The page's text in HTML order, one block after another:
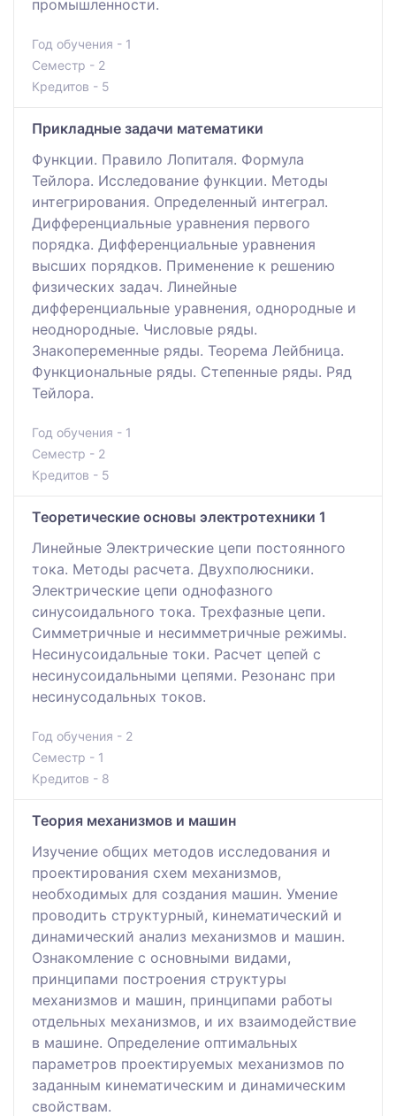
промышленности.
Год обучения - 1
Семестр - 2
Кредитов - 5
Прикладные задачи математики
Функции. Правило Лопиталя. Формула
Тейлора. Исследование функции. Методы
интегрирования. Определенный интеграл.
Дифференциальные уравнения первого
порядка. Дифференциальные уравнения
высших порядков. Применение к решению
физических задач. Линейные
дифференциальные уравнения, однородные и
неоднородные. Числовые ряды.
Знакопеременные ряды. Теорема Лейбница.
Функциональные ряды. Степенные ряды. Ряд
Тейлора.
Год обучения - 1
Семестр - 2
Кредитов - 5
Теоретические основы электротехники 1
Линейные Электрические цепи постоянного
тока. Методы расчета. Двухполюсники.
Электрические цепи однофазного
синусоидального тока. Трехфазные цепи.
Симметричные и несимметричные режимы.
Несинусоидальные токи. Расчет цепей с
несинусоидальными цепями. Резонанс при
несинусодальных токов.
Год обучения - 2
Семестр - 1
Кредитов - 8
Теория механизмов и машин
Изучение общих методов исследования и
проектирования схем механизмов,
необходимых для создания машин. Умение
проводить структурный, кинематический и
динамический анализ механизмов и машин.
Ознакомление с основными видами,
принципами построения структуры
механизмов и машин, принципами работы
отдельных механизмов, и их взаимодействие
в машине. Определение оптимальных
параметров проектируемых механизмов по
заданным кинематическим и динамическим
свойствам.